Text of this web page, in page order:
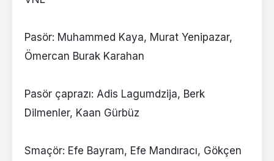
Pasör: Muhammed Kaya, Murat Yenipazar,
Ömercan Burak Karahan
Pasör çaprazı: Adis Lagumdzija, Berk
Dilmenler, Kaan Gürbüz
Smaçör: Efe Bayram, Efe Mandıracı, Gökçen